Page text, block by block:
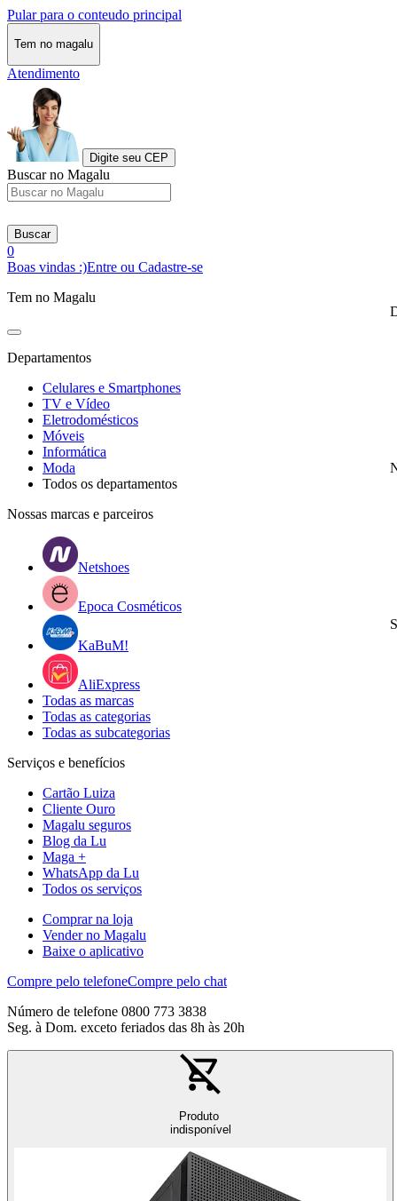
Pular para o conteudo principal
Tem no magalu
Atendimento
Digite seu CEP
Buscar no Magalu
Buscar
0
Boas vindas :)Entre ou Cadastre-se
Tem no Magalu
Departamentos
Celulares e Smartphones
TV e Vídeo
Eletrodomésticos
Móveis
Informática
Moda
Todos os departamentos
Nossas marcas e parceiros
Netshoes
Epoca Cosméticos
KaBuM!
AliExpress
Todas as marcas
Todas as categorias
Todas as subcategorias
Serviços e benefícios
Cartão Luiza
Cliente Ouro
Magalu seguros
Blog da Lu
Maga +
WhatsApp da Lu
Todos os serviços
Comprar na loja
Vender no Magalu
Baixe o aplicativo
Compre pelo telefoneCompre pelo chat
Número de telefone 0800 773 3838
Seg. à Dom. exceto feriados das 8h às 20h
Produto
indisponível